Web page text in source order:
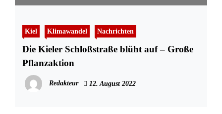
Kiel Klimawandel Nachrichten
Die Kieler Schloßstraße blüht auf – Große
Pflanzaktion
Redakteur 12. August 2022